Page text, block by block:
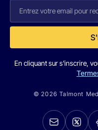
En cliquant sur s'inscrire,
© 2026 Talmont